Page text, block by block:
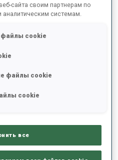
0 1
+6.4
сайта своим партнерам по
системам.
cookie
файлы cookie
cookie
все